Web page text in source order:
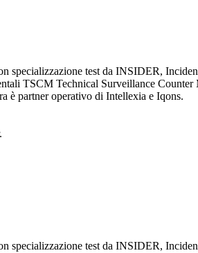
specializzazione test da INSIDER,
TSCM Technical Surveillance Counter
è partner operativo di Intellexia e Iqons.
specializzazione test da INSIDER,